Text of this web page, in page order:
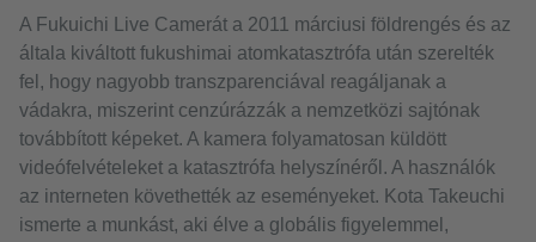
A Fukuichi Live Camerát a 2011 márciusi földrengés és az
általa kiváltott fukushimai atomkatasztrófa után szerelték
fel, hogy nagyobb transzparenciával reagáljanak a
vádakra, miszerint cenzúrázzák a nemzetközi sajtónak
továbbított képeket. A kamera folyamatosan küldött
videófelvételeket a katasztrófa helyszínéről. A használók
az interneten követhették az eseményeket. Kota Takeuchi
ismerte a munkást, aki élve a globális figyelemmel,